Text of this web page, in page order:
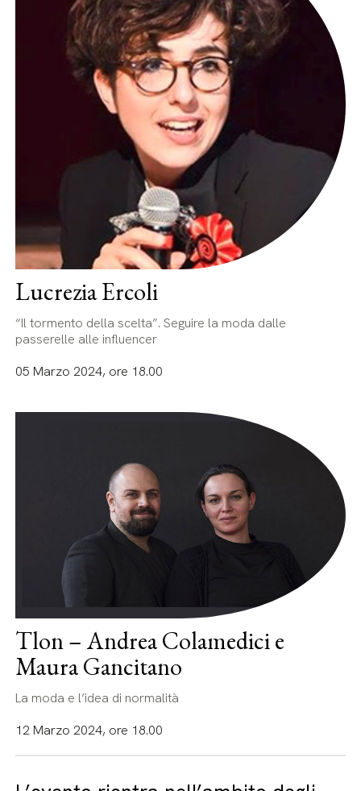
Lucrezia Ercoli
“Il tormento della scelta”. Seguire la moda dalle
passerelle alle influencer
05 Marzo 2024, ore 18.00
Tlon – Andrea Colamedici e
Maura Gancitano
La moda e l’idea di normalità
12 Marzo 2024, ore 18.00